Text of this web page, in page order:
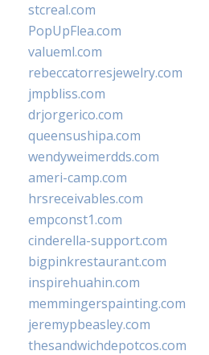
stcreal.com
PopUpFlea.com
valueml.com
rebeccatorresjewelry.com
jmpbliss.com
drjorgerico.com
queensushipa.com
wendyweimerdds.com
ameri-camp.com
hrsreceivables.com
empconst1.com
cinderella-support.com
bigpinkrestaurant.com
inspirehuahin.com
memmingerspainting.com
jeremypbeasley.com
thesandwichdepotcos.com